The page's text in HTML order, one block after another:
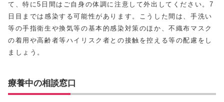
て、特に5日間はご自身の体調に注意して外出してください。7
日目までは感染する可能性があります。こうした間は、手洗い
等の手指衛生や換気等の基本的感染対策のほか、不織布マスク
の着用や高齢者等ハイリスク者との接触を控える等の配慮をし
ましょう。
療養中の相談窓口